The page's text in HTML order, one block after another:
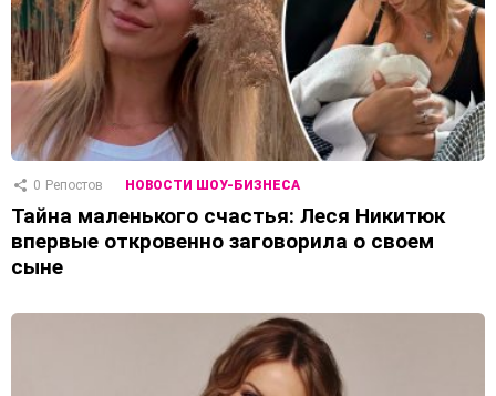
0 Репостов НОВОСТИ ШОУ-БИЗНЕСА
Тайна маленького счастья: Леся Никитюк
впервые откровенно заговорила о своем
сыне